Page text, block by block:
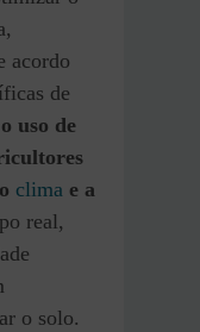
acordo
de
uso de
clima e a
real,
o solo.